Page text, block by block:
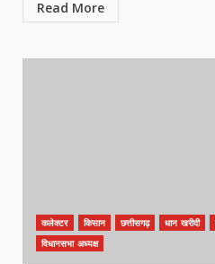
Read More
कलेक्टर किसान छत्तीसगढ़ धान खरीदी
विधानसभा अध्यक्ष
4
खल्लारी माता